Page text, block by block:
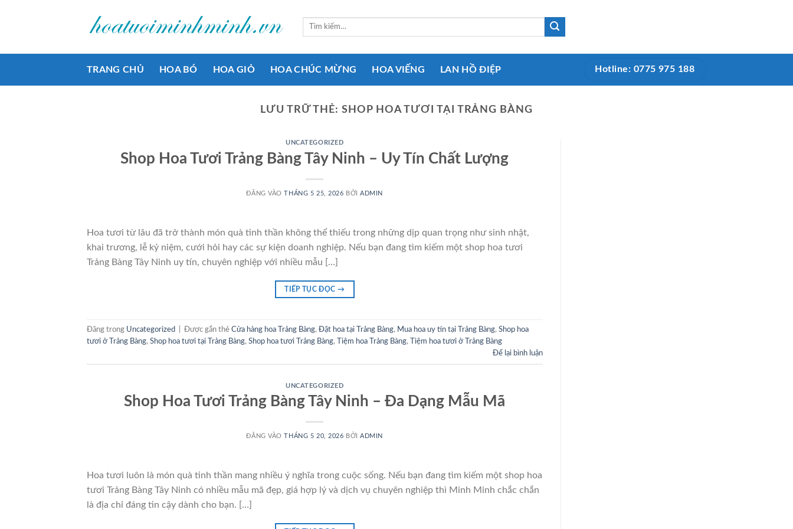
Tìm
TRANG CHỦ HOA BÓ HOA GIỎ HOA CHÚC MỪNG HOA VIẾNG LAN HỒ ĐIỆP Hotline: 0775 975 188
LƯU TRỮ THẺ:SHOP HOA TƯƠI TẠI TRẢNG BÀNG
UNCATEGORIZED
Shop Hoa Tươi Trảng Bàng Tây Ninh – Uy Tín Chất Lượng
ĐĂNG VÀOTHÁNG 5 25, 2026 BỞIADMIN
Hoa tươi từ lâu đã trở thành món quà tinh thần không thể thiếu trong những dịp quan trọng như sinh nhật,
khai trương, lễ kỷ niệm, cưới hỏi hay các sự kiện doanh nghiệp. Nếu bạn đang tìm kiếm một shop hoa tươi
Trảng Bàng Tây Ninh uy tín, chuyên nghiệp với nhiều mẫu […]
TIẾP TỤC ĐỌC →
Đăng trong Uncategorized Được gắn thẻ Cửa hàng hoa Trảng Bàng, Đặt hoa tại Trảng Bàng, Mua hoa uy tín tại Trảng Bàng, Shop hoa
tươi ở Trảng Bàng, Shop hoa tươi tại Trảng Bàng, Shop hoa tươi Trảng Bàng, Tiệm hoa Trảng Bàng,
Tiệm hoa tươi ở Trảng Bàng
Để lại bình luận
UNCATEGORIZED
Shop Hoa Tươi Trảng Bàng Tây Ninh – Đa Dạng Mẫu Mã
ĐĂNG VÀO THÁNG 5 20, 2026 BỞIADMIN
Hoa tươi luôn là món quà tinh thần mang nhiều ý nghĩa trong cuộc sống. Nếu bạn đang tìm kiếm một shop hoa
tươi Trảng Bàng Tây Ninh có nhiều mẫu mã đẹp, giá hợp lý và dịch vụ chuyên nghiệp thì Minh Minh chắc chắn
là địa chỉ đáng tin cậy dành cho bạn. […]